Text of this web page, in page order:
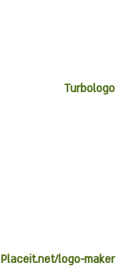
Turbologo
Placeit.net/logo-maker